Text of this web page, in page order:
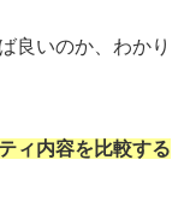
良いのか、わかり
ィ内容を比較する